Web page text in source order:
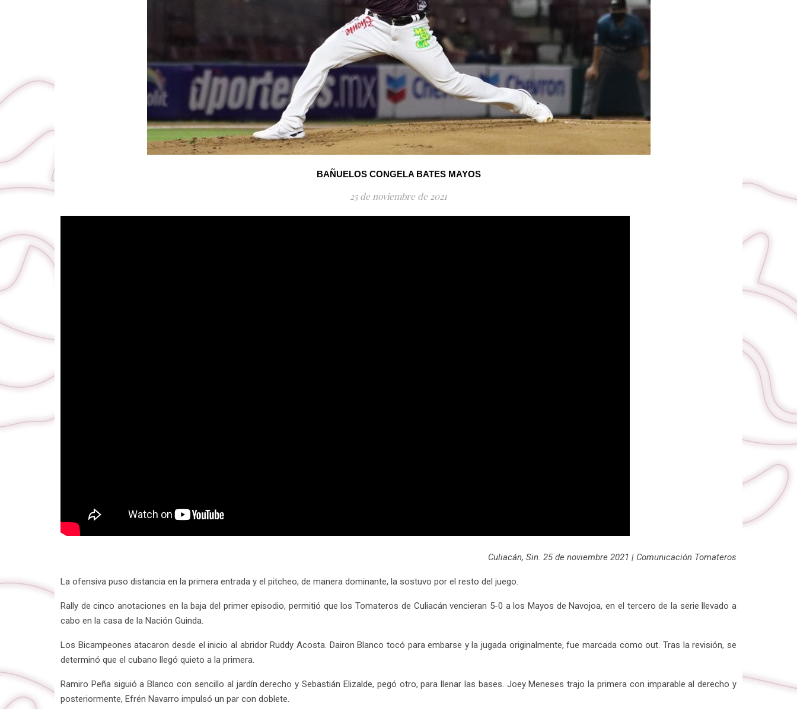
BAÑUELOS CONGELA BATES MAYOS
25 de noviembre de 2021
Culiacán, Sin. 25 de noviembre 2021 | Comunicación Tomateros
La ofensiva puso distancia en la primera entrada y el pitcheo, de manera dominante, la sostuvo por el resto del juego.
Rally de cinco anotaciones en la baja del primer episodio, permitió que los Tomateros de Culiacán vencieran 5-0 a los Mayos de Navojoa, en el tercero de la serie llevado a
cabo en la casa de la Nación Guinda.
Los Bicampeones atacaron desde el inicio al abridor Ruddy Acosta. Dairon Blanco tocó para embarse y la jugada originalmente, fue marcada como out. Tras la revisión, se
determinó que el cubano llegó quieto a la primera.
Ramiro Peña siguió a Blanco con sencillo al jardín derecho y Sebastián Elizalde, pegó otro, para llenar las bases. Joey Meneses trajo la primera con imparable al derecho y
posteriormente, Efrén Navarro impulsó un par con doblete.